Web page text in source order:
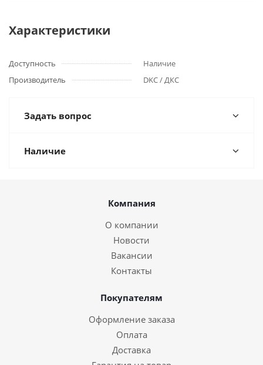
Характеристики
Доступность
Наличие
Производитель
DKC / ДКС
Задать вопрос
Наличие
Компания
О компании
Новости
Вакансии
Контакты
Покупателям
Оформление заказа
Оплата
Доставка